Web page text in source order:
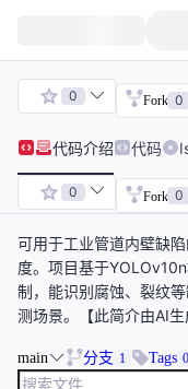
0 Fork 0
代码介绍 代码
0 Fork 0
可用于工业管道内壁缺
度。项目基于
制，能识别腐蚀、裂纹
测场景。【此简介由AI生
main 分支 1 Tags 0